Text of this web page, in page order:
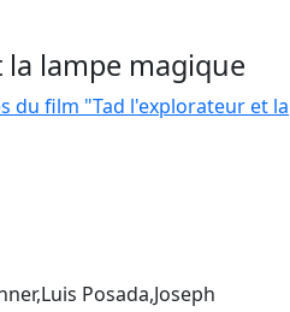
lampe magique
du film "Tad l'explorateur et la
Posada,Joseph